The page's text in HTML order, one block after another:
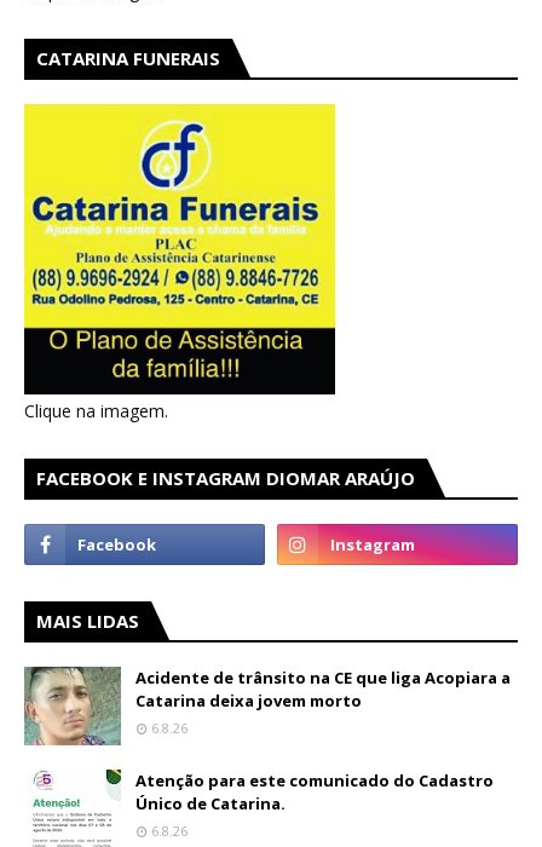
CATARINA FUNERAIS
Clique na imagem.
FACEBOOK E INSTAGRAM DIOMAR ARAÚJO
MAIS LIDAS
Acidente de trânsito na CE que liga Acopiara a
Catarina deixa jovem morto
6.8.26
Atenção para este comunicado do Cadastro
Único de Catarina.
6.8.26